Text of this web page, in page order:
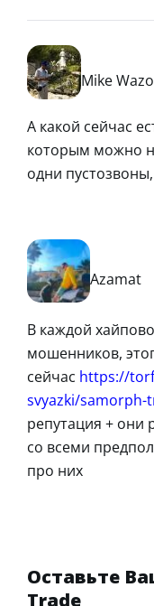
Mike
А какой сейчас
которым можно
одни
Azamat
В каждой
мошенников,
сейчас https://
svyazki/
репутация + они
со всеми
про них
Оставьте
Trade